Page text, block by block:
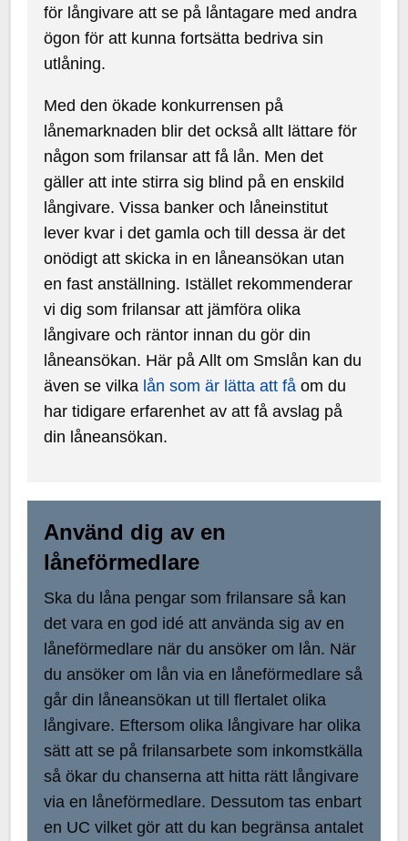
för långivare att se på låntagare med andra
ögon för att kunna fortsätta bedriva sin
utlåning.
Med den ökade konkurrensen på
lånemarknaden blir det också allt lättare för
någon som frilansar att få lån. Men det
gäller att inte stirra sig blind på en enskild
långivare. Vissa banker och låneinstitut
lever kvar i det gamla och till dessa är det
onödigt att skicka in en låneansökan utan
en fast anställning. Istället rekommenderar
vi dig som frilansar att jämföra olika
långivare och räntor innan du gör din
låneansökan. Här på Allt om Smslån kan du
även se vilka lån som är lätta att få om du
har tidigare erfarenhet av att få avslag på
din låneansökan.
Använd dig av en
låneförmedlare
Ska du låna pengar som frilansare så kan
det vara en god idé att använda sig av en
låneförmedlare när du ansöker om lån. När
du ansöker om lån via en låneförmedlare så
går din låneansökan ut till flertalet olika
långivare. Eftersom olika långivare har olika
sätt att se på frilansarbete som inkomstkälla
så ökar du chanserna att hitta rätt långivare
via en låneförmedlare. Dessutom tas enbart
en UC vilket gör att du kan begränsa antalet